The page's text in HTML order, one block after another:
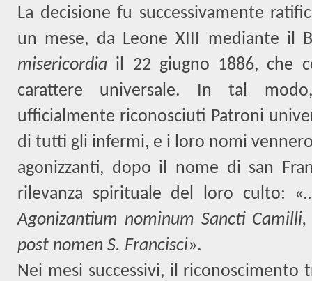
La decisione fu successivamente
un mese, da Leone XIII mediante il
misericordia il 22 giugno 1886, che
carattere universale. In tal
ufficialmente riconosciuti Patroni
di tutti gli infermi, e i loro nomi
agonizzanti, dopo il nome di san
rilevanza spirituale del loro culto:
Agonizantium nominum Sancti
post nomen S. Francisci».
Nei mesi successivi, il riconoscimento